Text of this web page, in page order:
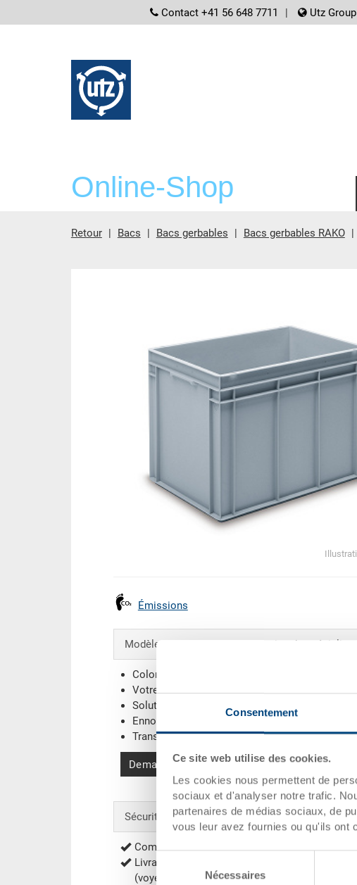
Consentement
Ce site web utilise des cookies.
Les cookies nous permettent de
sociaux et d'analyser notre trafic.
partenaires de médias sociaux, de
vous leur avez fournies ou qu'ils ont
du
Nécessaires
Contact +41 56 648 7711 Utz Group
Online-Shop
Retour Bacs Bacs gerbables Bacs gerbables RAKO
Émissions
Modèles spéciaux - Notre domaine de
Coloris supplémentaires
Votre logo / Marquage(Exemples)
Solutions de systèmes individuels
Ennoblissements
Transpondeur (RFID) / Codes-barres(Exemples)
Demander une offre
Sécurité & Commande
Commande sûre avec cryptage
Livraison gratuite à partir de 1‘000 CHF valeur
(voyez exceptionsfrais de port